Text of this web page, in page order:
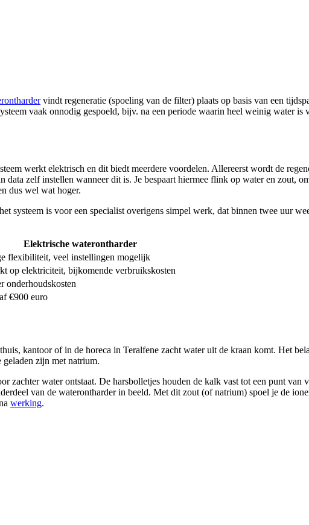
vindt regeneratie (spoeling van de filter) plaats op basis van een
vaak onnodig gespoeld, bijv. na een periode waarin heel weinig water
werkt elektrisch en dit biedt meerdere voordelen. Allereerst wordt de
zelf instellen wanneer dit is. Je bespaart hiermee flink op water en zout,
dus wel wat hoger.
systeem is voor een specialist overigens simpel werk, dat binnen twee uur
Elektrische waterontharder
flexibiliteit, veel instellingen mogelijk
op elektriciteit, bijkomende verbruikskosten
onderhoudskosten
€900 euro
kantoor of in de horeca in Teralfene zacht water uit de kraan komt. Het
zijn met natrium.
zachter water ontstaat. De harsbolletjes houden de kalk vast tot een punt van
van de waterontharder in beeld. Met dit zout (of natrium) spoel je de
werking.